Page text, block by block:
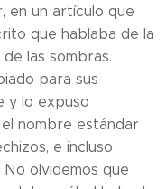
en un artículo que
que hablaba de la
las sombras.
para sus
y lo expuso
nombre estándar
e incluso
olvidemos que